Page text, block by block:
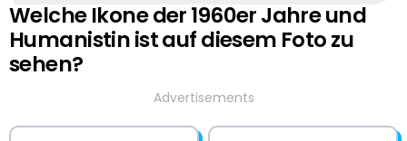
Welche Ikone der 1960er Jahre und
Humanistin ist auf diesem Foto zu
sehen?
Advertisements